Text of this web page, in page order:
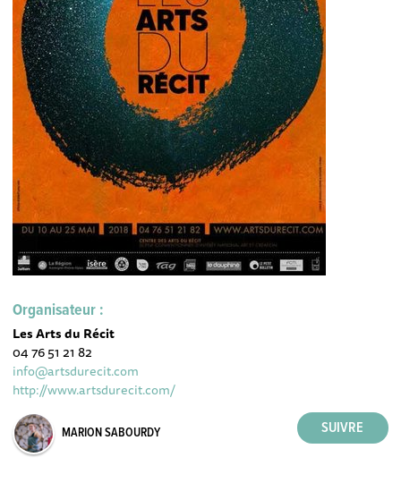
Organisateur :
Les Arts du Récit
04 76 51 21 82
info@artsdurecit.com
http://www.artsdurecit.com/
MARION SABOURDY